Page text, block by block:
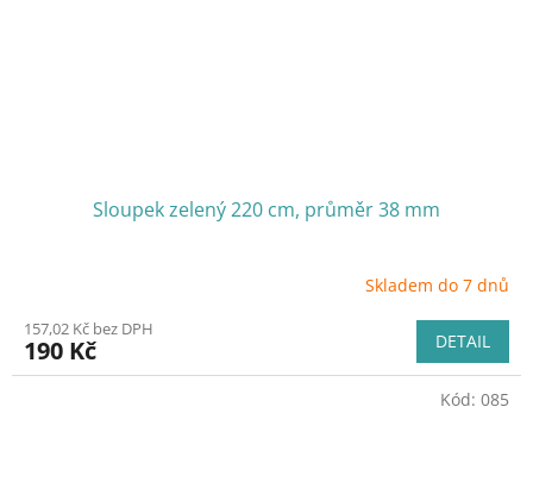
Sloupek zelený 220 cm, průměr 38 mm
Skladem do 7 dnů
157,02 Kč bez DPH
190 Kč DETAIL
Kód: 085